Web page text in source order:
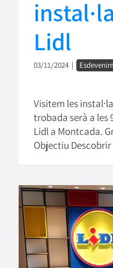
Lidl
03/11/2024 |
Visitem les
trobada serà a les
Lidl a Montcada.
Objectiu